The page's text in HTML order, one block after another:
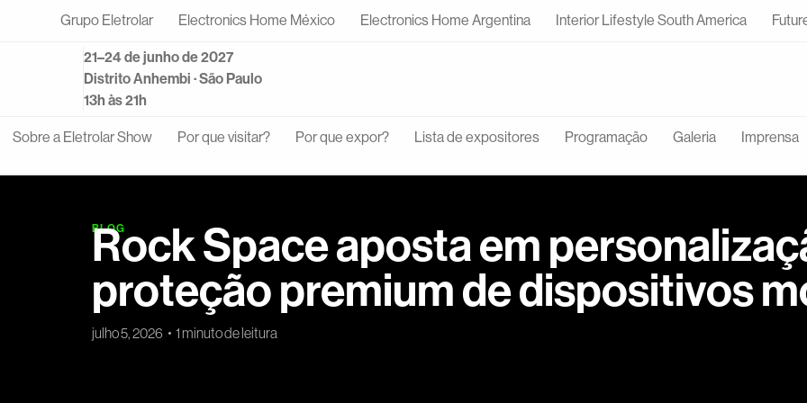
Grupo Eletrolar Electronics Home México Electronics Home Argentina Interior Lifestyle South America
21–24 de junho de 2027
Distrito Anhembi · São Paulo
13h às 21h
Sobre a Eletrolar Show Por que visitar? Por que expor? Lista de expositores Programação Galeria Imprensa
BLOG
Rock Space aposta em
proteção premium de dispositivos
julho 5, 2026 1 minuto de leitura